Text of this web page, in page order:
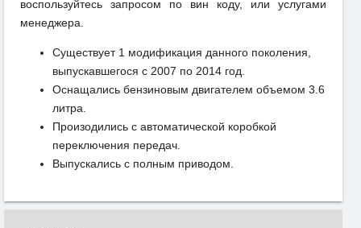
воспользуйтесь запросом по вин коду, или услугами
менеджера.
Существует 1 модификация данного поколения,
выпускавшегося с 2007 по 2014 год.
Оснащались бензиновым двигателем объемом 3.6
литра.
Произодились с автоматической коробкой
переключения передач.
Выпускались с полным приводом.